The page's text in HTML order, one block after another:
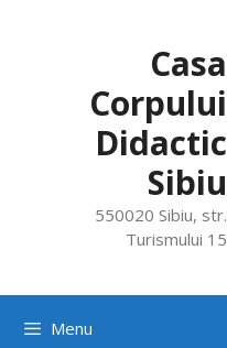
Casa
Corpului
Didactic
Sibiu
550020 Sibiu, str.
Turismului 15
Menu